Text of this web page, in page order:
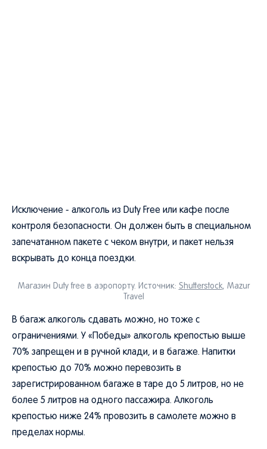
Исключение - алкоголь из Duty Free или кафе после
контроля безопасности. Он должен быть в специальном
запечатанном пакете с чеком внутри, и пакет нельзя
вскрывать до конца поездки.
Магазин Duty free в аэропорту. Источник: Shutterstock, Mazur
Travel
В багаж алкоголь сдавать можно, но тоже с
ограничениями. У «Победы» алкоголь крепостью выше
70% запрещен и в ручной клади, и в багаже. Напитки
крепостью до 70% можно перевозить в
зарегистрированном багаже в таре до 5 литров, но не
более 5 литров на одного пассажира. Алкоголь
крепостью ниже 24% провозить в самолете можно в
пределах нормы.